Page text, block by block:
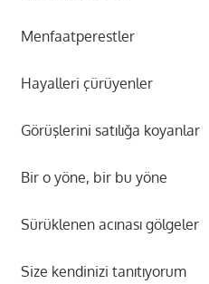
Menfaatperestler
Hayalleri çürüyenler
Görüşlerini satılığa koyanlar
Bir o yöne, bir bu yöne
Sürüklenen acınası gölgeler
Size kendinizi tanıtıyorum